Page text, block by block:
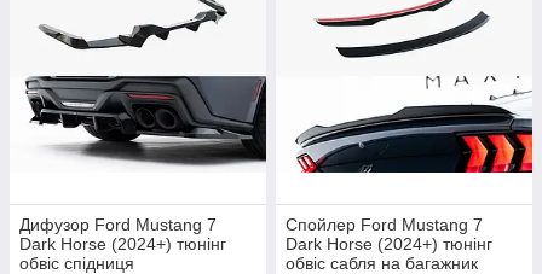
Дифузор Ford Mustang 7
Dark Horse (2024+) тюнінг
обвіс спідниця
Спойлер Ford Mustang 7
Dark Horse (2024+) тюнінг
обвіс сабля на багажник